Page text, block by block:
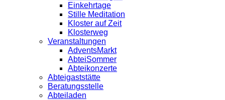
Einkehrtage
Stille Meditation
Kloster auf Zeit
Klosterweg
Veranstaltungen
AdventsMarkt
AbteiSommer
Abteikonzerte
Abteigaststätte
Beratungsstelle
Abteiladen